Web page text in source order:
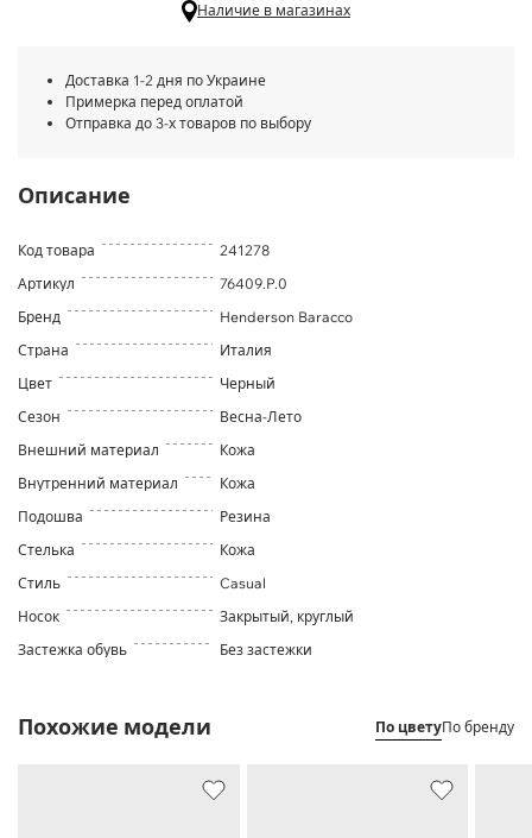
Наличие в магазинах
Доставка 1-2 дня по Украине
Примерка перед оплатой
Отправка до 3-х товаров по выбору
Описание
Код товара
241278
Артикул
76409.P.0
Бренд
Henderson Baracco
Страна
Италия
Цвет
Черный
Сезон
Весна-Лето
Внешний материал
Кожа
Внутренний материал
Кожа
Подошва
Резина
Стелька
Кожа
Стиль
Casual
Носок
Закрытый, круглый
Застежка обувь
Без застежки
Похожие модели По цветуПо бренду